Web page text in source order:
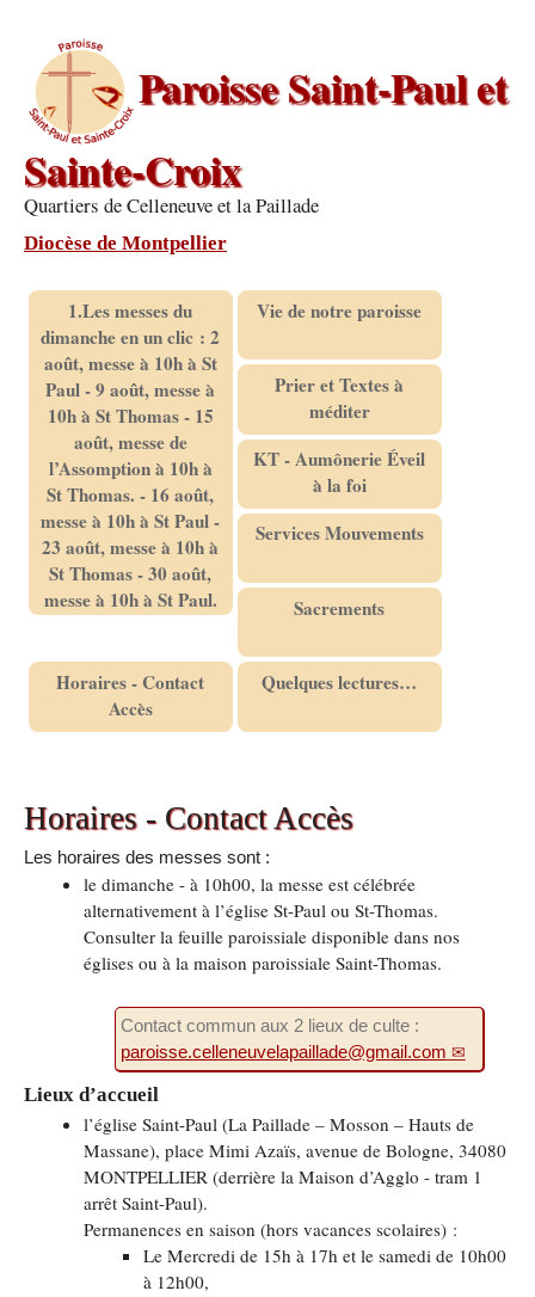
Paroisse Saint-Paul et
Sainte-Croix
Quartiers de Celleneuve et la Paillade
Diocèse de Montpellier
1.Les messes du
dimanche en un clic : 2
août, messe à 10h à St
Paul - 9 août, messe à
10h à St Thomas - 15
août, messe de
l’Assomption à 10h à
St Thomas. - 16 août,
messe à 10h à St Paul -
23 août, messe à 10h à
St Thomas - 30 août,
messe à 10h à St Paul.
Vie de notre paroisse
Prier et Textes à
méditer
KT - Aumônerie Éveil
à la foi
Services Mouvements
Sacrements
Horaires - Contact
Accès
Quelques lectures…
Horaires - Contact Accès
Les horaires des messes sont :
le dimanche - à 10h00, la messe est célébrée
alternativement à l’église St-Paul ou St-Thomas.
Consulter la feuille paroissiale disponible dans nos
églises ou à la maison paroissiale Saint-Thomas.
Contact commun aux 2 lieux de culte :
paroisse.celleneuvelapaillade@gmail.com
Lieux d’accueil
l’église Saint-Paul (La Paillade – Mosson – Hauts de
Massane), place Mimi Azaïs, avenue de Bologne, 34080
MONTPELLIER (derrière la Maison d’Agglo - tram 1
arrêt Saint-Paul).
Permanences en saison (hors vacances scolaires) :
Le Mercredi de 15h à 17h et le samedi de 10h00
à 12h00,